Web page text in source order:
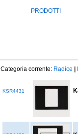
PRODOTTI
Categoria corrente: Radice
KSR4431